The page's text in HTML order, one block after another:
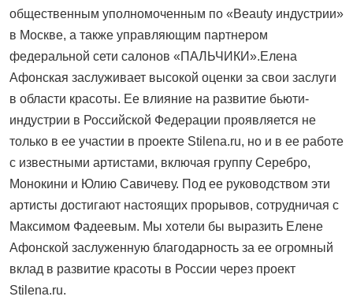
общественным уполномоченным по «Beauty индустрии»
в Москве, а также управляющим партнером
федеральной сети салонов «ПАЛЬЧИКИ».Елена
Афонская заслуживает высокой оценки за свои заслуги
в области красоты. Ее влияние на развитие бьюти-
индустрии в Российской Федерации проявляется не
только в ее участии в проекте Stilena.ru, но и в ее работе
с известными артистами, включая группу Серебро,
Монокини и Юлию Савичеву. Под ее руководством эти
артисты достигают настоящих прорывов, сотрудничая с
Максимом Фадеевым. Мы хотели бы выразить Елене
Афонской заслуженную благодарность за ее огромный
вклад в развитие красоты в России через проект
Stilena.ru.